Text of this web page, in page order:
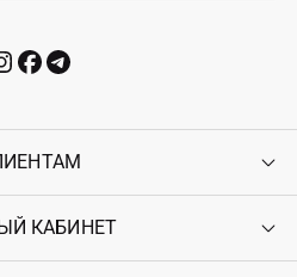
КАБИНЕТ